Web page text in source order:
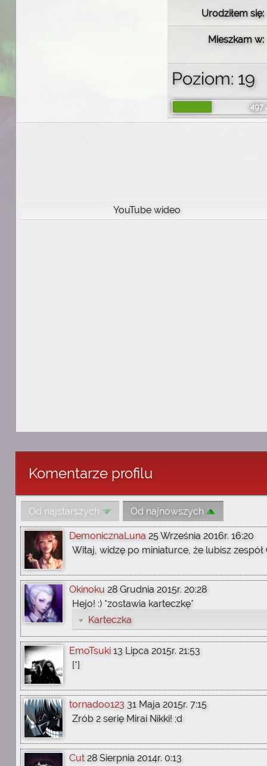
Urodziłem się:
Mieszkam w:
Poziom: 19
497
YouTube wideo
Komentarze profilu
Od najstarszych Od najnowszych
DemonicznaLuna 25 Września 2016r. 16:20
Witaj, widzę po miniaturce, że lubisz zespół
Okinoku 28 Grudnia 2015r. 20:28
Hejo! :) *zostawia karteczkę*
Karteczka
EmoTsuki 13 Lipca 2015r. 21:53
[*]
tornadoo123 31 Maja 2015r. 7:15
Zrób 2 serię Mirai Nikki! ;d
Cut 28 Sierpnia 2014r. 0:13